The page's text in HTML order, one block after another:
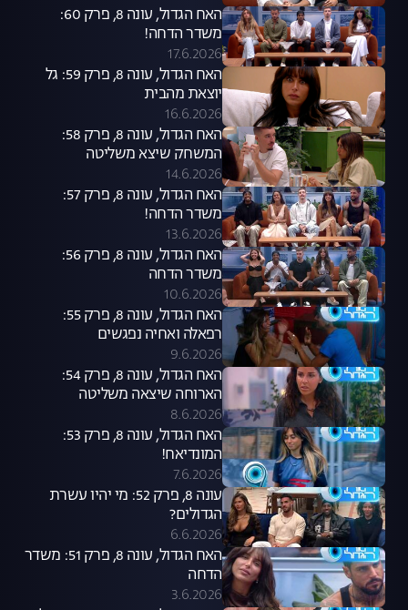
האח הגדול, עונה 8, פרק 60:
משדר הדחה!
17.6.2026
האח הגדול, עונה 8, פרק 59: גל
יוצאת מהבית
16.6.2026
האח הגדול, עונה 8, פרק 58:
המשחק שיצא משליטה
14.6.2026
האח הגדול, עונה 8, פרק 57:
משדר הדחה!
13.6.2026
האח הגדול, עונה 8, פרק 56:
משדר הדחה
10.6.2026
האח הגדול, עונה 8, פרק 55:
רפאלה ואחיה נפגשים
9.6.2026
האח הגדול, עונה 8, פרק 54:
הארוחה שיצאה משליטה
8.6.2026
האח הגדול, עונה 8, פרק 53:
המונדיאח!
7.6.2026
עונה 8, פרק 52: מי יהיו עשרת
הגדולים?
6.6.2026
האח הגדול, עונה 8, פרק 51: משדר
הדחה
3.6.2026